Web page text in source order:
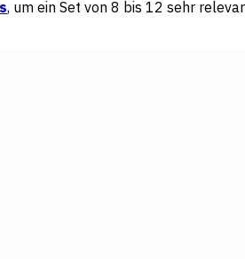
, um ein Set von 8 bis 12 sehr